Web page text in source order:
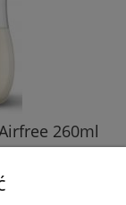
3 Response
260ml